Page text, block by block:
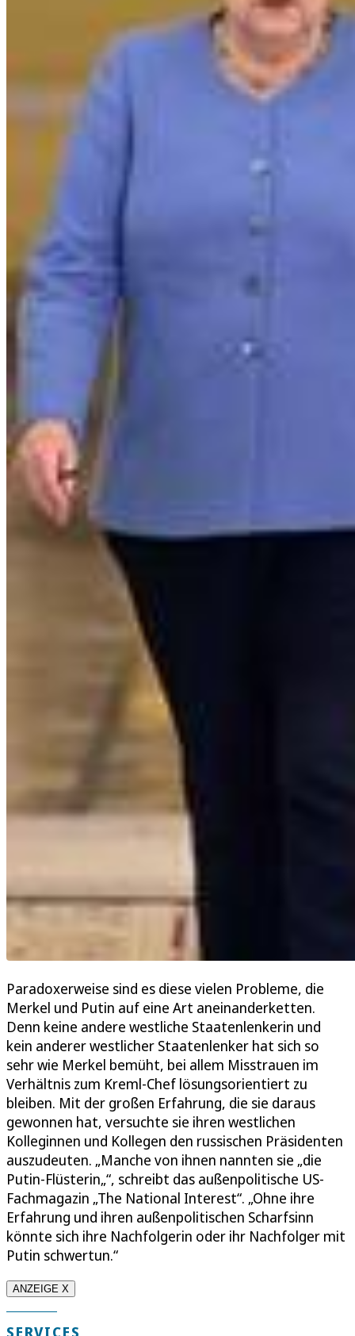
Paradoxerweise sind es diese vielen Probleme, die
Merkel und Putin auf eine Art aneinanderketten.
Denn keine andere westliche Staatenlenkerin und
kein anderer westlicher Staatenlenker hat sich so
sehr wie Merkel bemüht, bei allem Misstrauen im
Verhältnis zum Kreml-Chef lösungsorientiert zu
bleiben. Mit der großen Erfahrung, die sie daraus
gewonnen hat, versuchte sie ihren westlichen
Kolleginnen und Kollegen den russischen Präsidenten
auszudeuten. „Manche von ihnen nannten sie „die
Putin-Flüsterin„“, schreibt das außenpolitische US-
Fachmagazin „The National Interest“. „Ohne ihre
Erfahrung und ihren außenpolitischen Scharfsinn
könnte sich ihre Nachfolgerin oder ihr Nachfolger mit
Putin schwertun.“
ANZEIGE X
SERVICES